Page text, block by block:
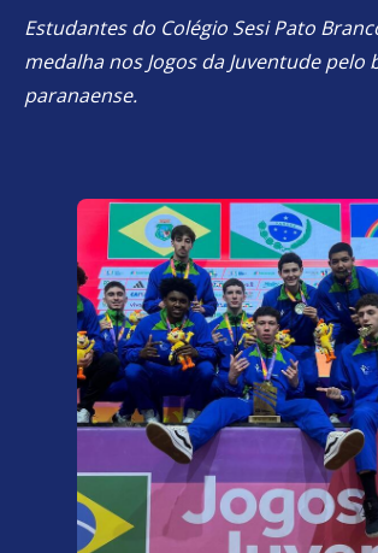
Estudantes do Colégio Sesi Pato
medalha nos Jogos da Juventude pelo
paranaense.